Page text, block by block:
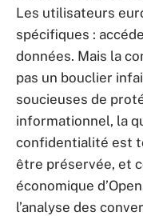
Les utilisateurs
spécifiques :
données. Mais la
pas un bouclier
soucieuses de
informationnel, la
confidentialité est
être préservée, et
économique
l’analyse des